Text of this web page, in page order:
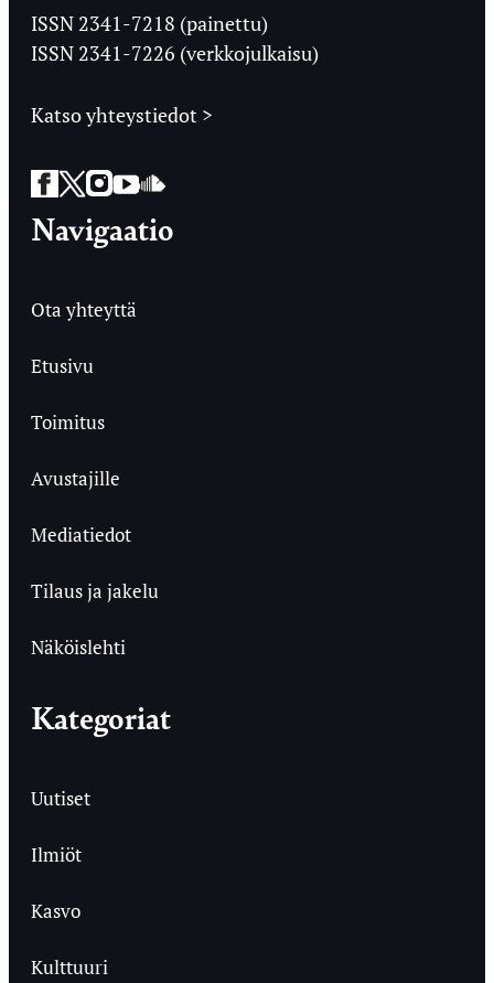
Ylioppilaslehti
ISSN 2341-7218 (painettu)
ISSN 2341-7226 (verkkojulkaisu)
Katso yhteystiedot >
Facebook
Twitter
Instagram
YouTube
SoundCloud
Navigaatio
Ota yhteyttä
Etusivu
Toimitus
Avustajille
Mediatiedot
Tilaus ja jakelu
Näköislehti
Kategoriat
Uutiset
Ilmiöt
Kasvo
Kulttuuri